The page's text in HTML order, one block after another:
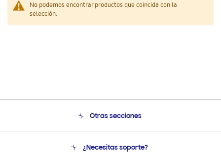
No podemos encontrar productos que coincida con la
selección.
Otras secciones
Soporte
¿Necesitas soporte?